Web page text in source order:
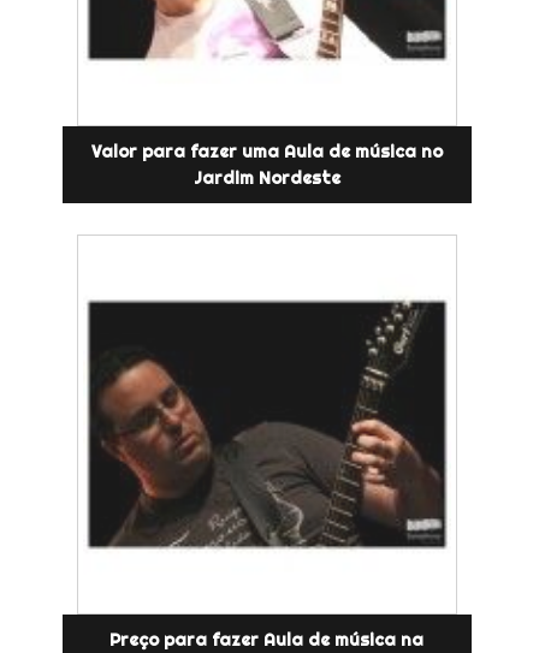
Valor para fazer uma Aula de música no
Jardim Nordeste
Preço para fazer Aula de música na